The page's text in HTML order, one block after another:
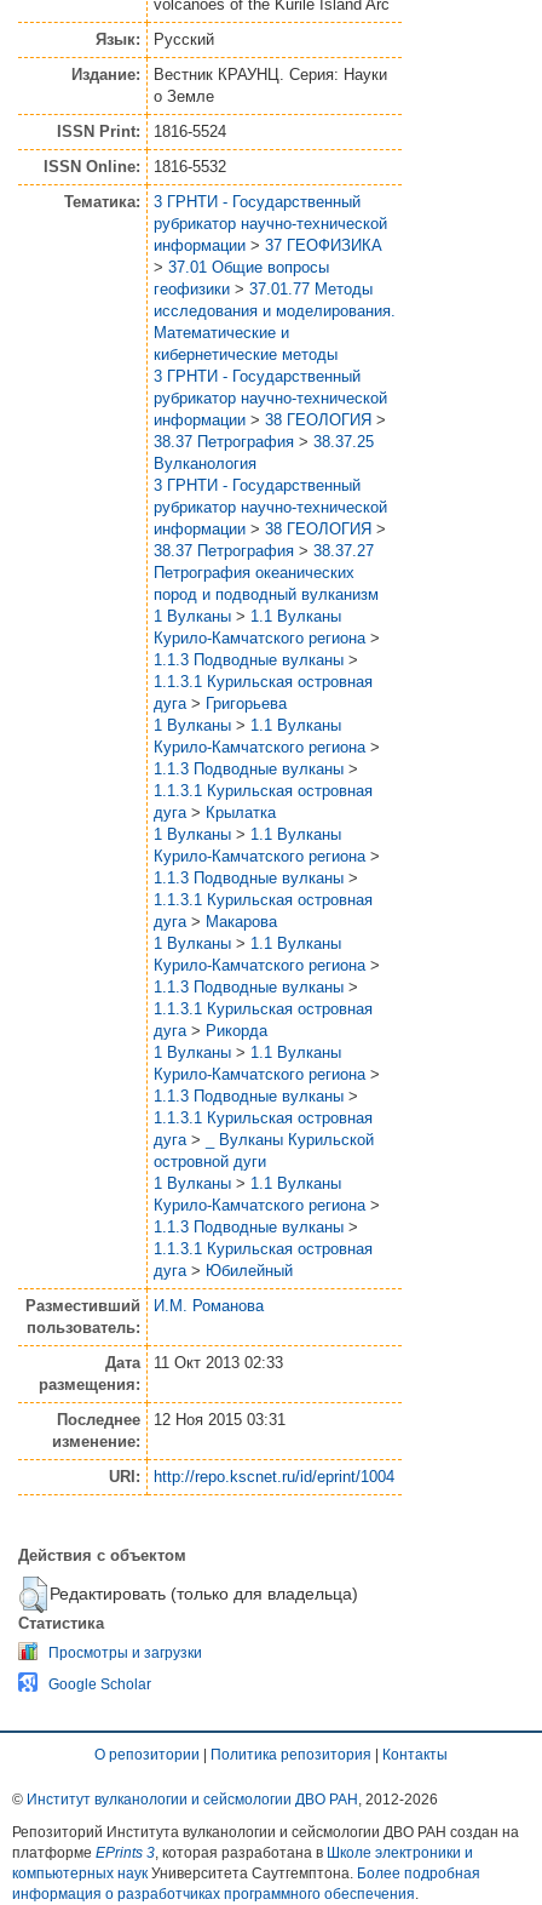
volcanoes of the Kurile Island Arc
Язык:
Русский
Издание:
Вестник КРАУНЦ. Серия: Науки
о Земле
ISSN Print:
1816-5524
ISSN Online:
1816-5532
Тематика:
3 ГРНТИ - Государственный
рубрикатор научно-технической
информации > 37 ГЕОФИЗИКА
> 37.01 Общие вопросы
геофизики > 37.01.77 Методы
исследования и моделирования.
Математические и
кибернетические методы
3 ГРНТИ - Государственный
рубрикатор научно-технической
информации > 38 ГЕОЛОГИЯ >
38.37 Петрография > 38.37.25
Вулканология
3 ГРНТИ - Государственный
рубрикатор научно-технической
информации > 38 ГЕОЛОГИЯ >
38.37 Петрография > 38.37.27
Петрография океанических
пород и подводный вулканизм
1 Вулканы > 1.1 Вулканы
Курило-Камчатского региона >
1.1.3 Подводные вулканы >
1.1.3.1 Курильская островная
дуга > Григорьева
1 Вулканы > 1.1 Вулканы
Курило-Камчатского региона >
1.1.3 Подводные вулканы >
1.1.3.1 Курильская островная
дуга > Крылатка
1 Вулканы > 1.1 Вулканы
Курило-Камчатского региона >
1.1.3 Подводные вулканы >
1.1.3.1 Курильская островная
дуга > Макарова
1 Вулканы > 1.1 Вулканы
Курило-Камчатского региона >
1.1.3 Подводные вулканы >
1.1.3.1 Курильская островная
дуга > Рикорда
1 Вулканы > 1.1 Вулканы
Курило-Камчатского региона >
1.1.3 Подводные вулканы >
1.1.3.1 Курильская островная
дуга >
_ Вулканы Курильской
островной дуги
1 Вулканы > 1.1 Вулканы
Курило-Камчатского региона >
1.1.3 Подводные вулканы >
1.1.3.1 Курильская островная
дуга > Юбилейный
Разместивший
пользователь:
И.М. Романова
Дата
размещения:
11 Окт 2013 02:33
Последнее
изменение:
12 Ноя 2015 03:31
URI: http://repo.kscnet.ru/id/eprint/1004
Действия с объектом
Редактировать (только для владельца)
Статистика
Просмотры и загрузки
Google Scholar
О репозитории | Политика репозитория | Контакты
© Институт вулканологии и сейсмологии ДВО РАН , 2012-2026
Репозиторий Института вулканологии и сейсмологии ДВО РАН создан на
платформе EPrints 3 , которая разработана в Школе электроники и
компьютерных наук Университета Саутгемптона. Более подробная
информация о разработчиках программного обеспечения